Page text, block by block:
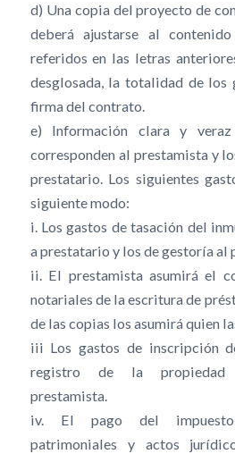
d) Una copia del proyecto de
deberá ajustarse al
referidos en las letras
desglosada, la totalidad de los
firma del contrato.
e) Información clara y
corresponden al prestamista y
prestatario. Los siguientes
siguiente modo:
i. Los gastos de tasación del
a prestatario y los de gestoría al
ii. El prestamista asumirá el
notariales de la escritura de
de las copias los asumirá quien
iii Los gastos de inscripción
registro de la propiedad
prestamista.
iv. El pago del impuesto
patrimoniales y actos